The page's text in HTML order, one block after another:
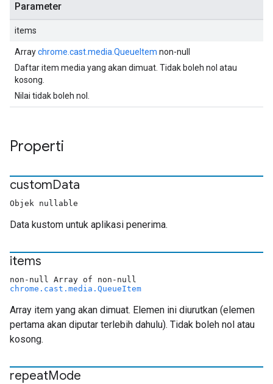
Parameter
items
Arraychrome.cast.media.QueueItem non-null
Daftar item media yang akan dimuat. Tidak boleh nol atau
kosong.
Nilai tidak boleh nol.
Properti
customData
Objek nullable
Data kustom untuk aplikasi penerima.
items
non-null Array of non-null
chrome.cast.media.QueueItem
Array item yang akan dimuat. Elemen ini diurutkan (elemen
pertama akan diputar terlebih dahulu). Tidak boleh nol atau
kosong.
repeatMode